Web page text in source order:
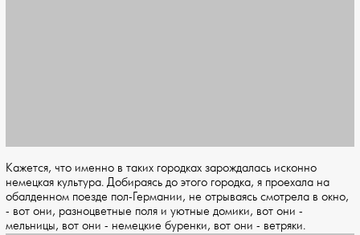
Кажется, что именно в таких городках зарождалась исконно
немецкая культура. Добираясь до этого городка, я проехала на
обалденном поезде пол-Германии, не отрываясь смотрела в окно,
- вот они, разноцветные поля и уютные домики, вот они -
мельницы, вот они - немецкие буренки, вот они - ветряки.